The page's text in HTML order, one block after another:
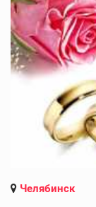
Челябинск